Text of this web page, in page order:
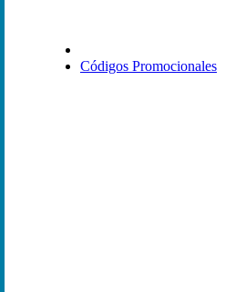
Códigos Promocionales